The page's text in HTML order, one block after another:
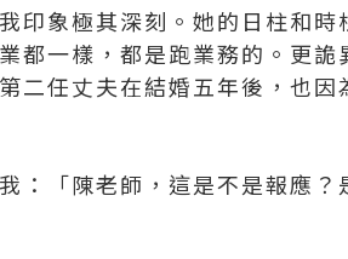
印象極其深刻。她的日柱和
都一樣，都是跑業務的。更
二任丈夫在結婚五年後，也
：「陳老師，這是不是報應？